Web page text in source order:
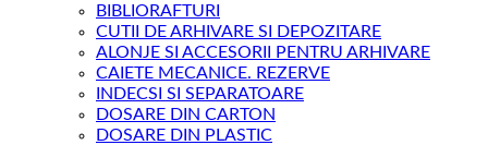
BIBLIORAFTURI
CUTII DE ARHIVARE SI DEPOZITARE
ALONJE SI ACCESORII PENTRU ARHIVARE
CAIETE MECANICE. REZERVE
INDECSI SI SEPARATOARE
DOSARE DIN CARTON
DOSARE DIN PLASTIC